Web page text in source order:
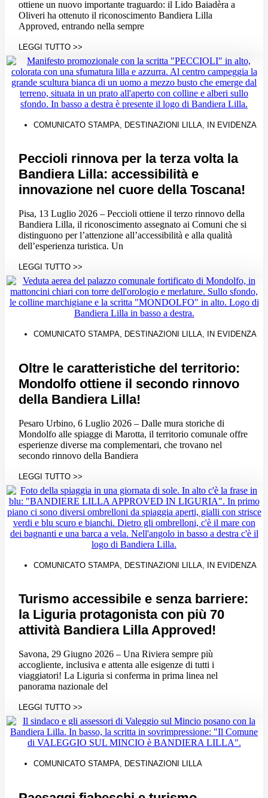
ottiene un nuovo importante traguardo: il Lido Baiadèra a
Oliveri ha ottenuto il riconoscimento Bandiera Lilla
Approved, entrando nella sempre
LEGGI TUTTO >>
COMUNICATO STAMPA DESTINAZIONI LILLA IN EVIDENZA
Peccioli rinnova per la terza volta la
Bandiera Lilla: accessibilità e
innovazione nel cuore della Toscana!
Pisa, 13 Luglio 2026 – Peccioli ottiene il terzo rinnovo della
Bandiera Lilla, il riconoscimento assegnato ai Comuni che si
distinguono per l’attenzione all’accessibilità e alla qualità
dell’esperienza turistica. Un
LEGGI TUTTO >>
COMUNICATO STAMPA, DESTINAZIONI LILLA, IN EVIDENZA
Oltre le caratteristiche del territorio:
Mondolfo ottiene il secondo rinnovo
della Bandiera Lilla!
Pesaro Urbino, 6 Luglio 2026 – Dalle mura storiche di
Mondolfo alle spiagge di Marotta, il territorio comunale offre
esperienze diverse ma complementari, che trovano nel
secondo rinnovo della Bandiera
LEGGI TUTTO >>
COMUNICATO STAMPA DESTINAZIONI LILLA IN EVIDENZA
Turismo accessibile e senza barriere:
la Liguria protagonista con più 70
attività Bandiera Lilla Approved!
Savona, 29 Giugno 2026 – Una Riviera sempre più
accogliente, inclusiva e attenta alle esigenze di tutti i
viaggiatori! La Liguria si conferma in prima linea nel
panorama nazionale del
LEGGI TUTTO >>
COMUNICATO STAMPA, DESTINAZIONI LILLA